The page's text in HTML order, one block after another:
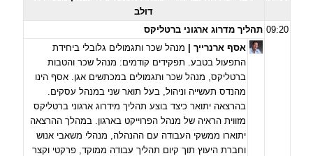
דולב
09:20 תהליך מדרוג ארגוני ברטליקס
אסף ארנרייך
מנהל שכר ותגמולים גלובלי ביחידת
התפעול בטבע. תפקידים קודמים: מנהל שכר והטבות
ברטליקס, מנהל שכר ותגמולים במכתשים אגן. אסף הינו
מהנדס תעשייה וניהול, בעל תואר שני במנהל עסקים.
בהרצאה יתואר כיצד בוצע תהליך מידרוג ארגוני ברטליקס
מזווית הראיה של מנהל הפרוייקט בארגון. במהלך ההרצאה
יתוארו ממשקי העבודה עם ההנהלה, מנהלי משאבי אנוש
וחברת היעוץ תוך קיום תהליך עבודה ממוקד, פרקטי וקצר